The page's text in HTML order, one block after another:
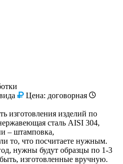
Цена: договорная
изготовления изделий по
сталь AISI 304,
– штамповка,
то, что посчитаете нужным.
нужны будут образцы по 1-3
изготовленные вручную.